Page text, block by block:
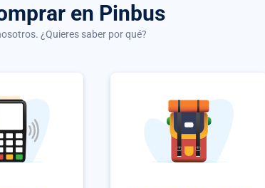
en Pinbus
¿Quieres saber por qué?